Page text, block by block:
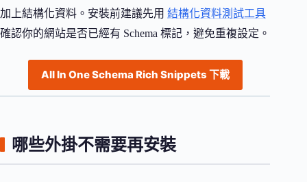
加上結構化資料。安裝前建議先用 結構化資料測試工具
確認你的網站是否已經有 Schema 標記，避免重複設定。
All In One Schema Rich Snippets 下載
哪些外掛不需要再安裝